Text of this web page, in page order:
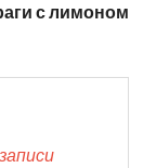
с лимоном